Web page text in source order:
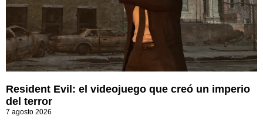
Resident Evil: el videojuego que creó un imperio
del terror
7 agosto 2026